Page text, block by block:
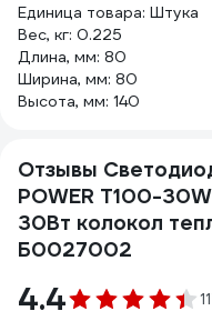
Единица товара: Штука
Вес, кг: 0.225
Длина, мм: 80
Ширина, мм: 80
Высота, мм: 140
Отзывы
POWER T100-
30Вт колокол
Б0027002
4.4